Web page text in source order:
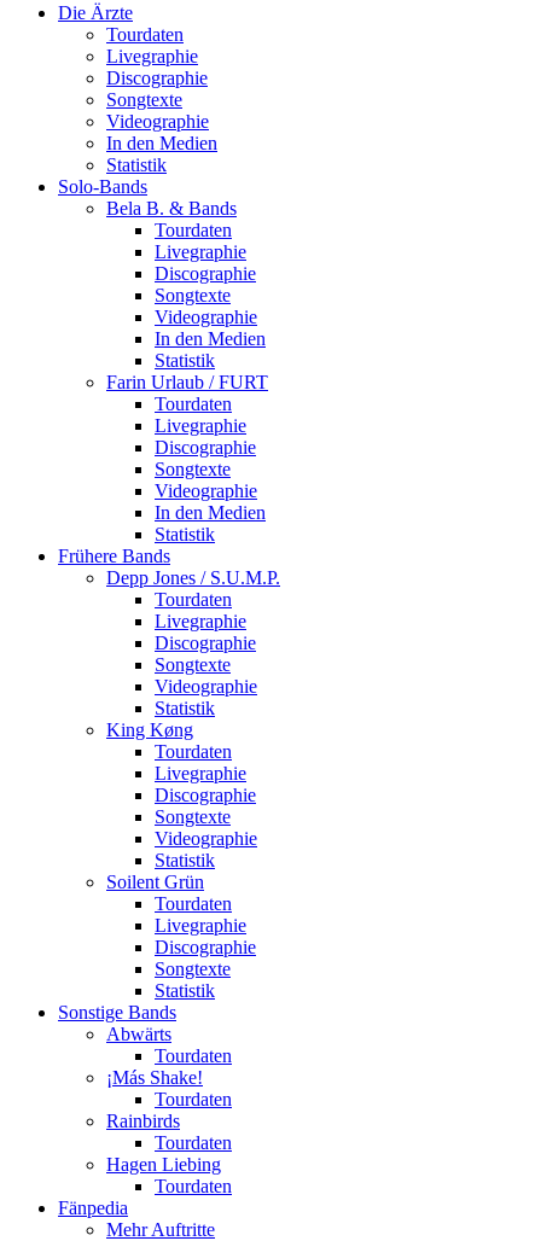
Die Ärzte
Tourdaten
Livegraphie
Discographie
Songtexte
Videographie
In den Medien
Statistik
Solo-Bands
Bela B. & Bands
Tourdaten
Livegraphie
Discographie
Songtexte
Videographie
In den Medien
Statistik
Farin Urlaub / FURT
Tourdaten
Livegraphie
Discographie
Songtexte
Videographie
In den Medien
Statistik
Frühere Bands
Depp Jones / S.U.M.P.
Tourdaten
Livegraphie
Discographie
Songtexte
Videographie
Statistik
King Køng
Tourdaten
Livegraphie
Discographie
Songtexte
Videographie
Statistik
Soilent Grün
Tourdaten
Livegraphie
Discographie
Songtexte
Statistik
Sonstige Bands
Abwärts
Tourdaten
¡Más Shake!
Tourdaten
Rainbirds
Tourdaten
Hagen Liebing
Tourdaten
Fänpedia
Mehr Auftritte